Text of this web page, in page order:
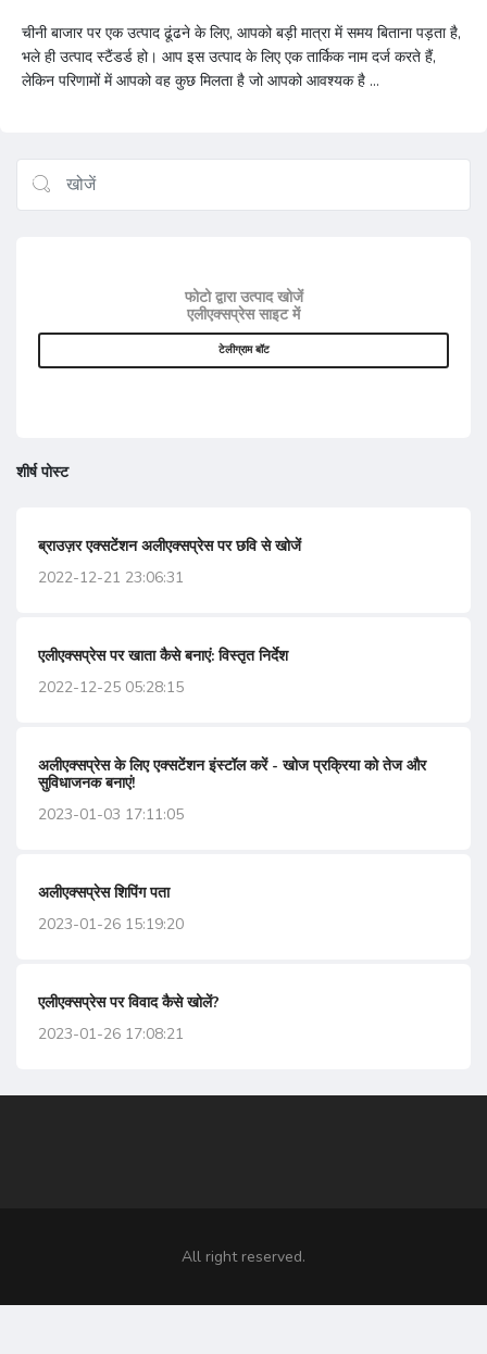
चीनी बाजार पर एक उत्पाद ढूंढने के लिए, आपको बड़ी मात्रा में समय बिताना पड़ता है,
भले ही उत्पाद स्टैंडर्ड हो। आप इस उत्पाद के लिए एक तार्किक नाम दर्ज करते हैं,
लेकिन परिणामों में आपको वह कुछ मिलता है जो आपको आवश्यक है ...
फोटो द्वारा उत्पाद खोजें
एलीएक्सप्रेस साइट में
टेलीग्राम बॉट
शीर्ष पोस्ट
ब्राउज़र एक्सटेंशन अलीएक्सप्रेस पर छवि से खोजें
2022-12-21 23:06:31
एलीएक्सप्रेस पर खाता कैसे बनाएं: विस्तृत निर्देश
2022-12-25 05:28:15
अलीएक्सप्रेस के लिए एक्सटेंशन इंस्टॉल करें - खोज प्रक्रिया को तेज और
सुविधाजनक बनाएं!
2023-01-03 17:11:05
अलीएक्सप्रेस शिपिंग पता
2023-01-26 15:19:20
एलीएक्सप्रेस पर विवाद कैसे खोलें?
2023-01-26 17:08:21
All right reserved.